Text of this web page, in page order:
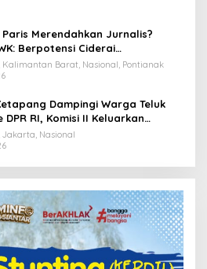
Merendahkan Jurnalis?
Berpotensi Ciderai
Kalimantan Barat, Nasional, Pontianak
Dampingi Warga Teluk
DPR RI, Komisi II Keluarkan
Tegas Soal Konflik Lahan PT
Jakarta, Nasional